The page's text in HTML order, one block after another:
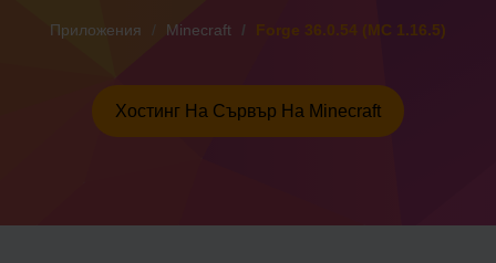
Приложения Minecraft Forge 36.0.54 (MC 1.16.5)
Хостинг На Сървър На Minecraft